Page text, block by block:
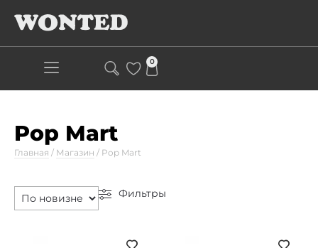
0
Pop Mart
Главная / Магазин / Pop Mart
Фильтры